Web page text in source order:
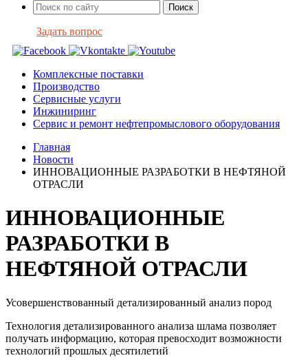
Задать вопрос
Комплексные поставки
Производство
Сервисные услуги
Инжиниринг
Сервис и ремонт нефтепромыслового оборудования
Главная
Новости
ИННОВАЦИОННЫЕ РАЗРАБОТКИ В НЕФТЯНОЙ
ОТРАСЛИ
ИННОВАЦИОННЫЕ
РАЗРАБОТКИ В
НЕФТЯНОЙ ОТРАСЛИ
Усовершенствованный детализированный анализ пород
Технология детализированного анализа шлама позволяет
получать информацию, которая превосходит возможности
технологий прошлых десятилетий